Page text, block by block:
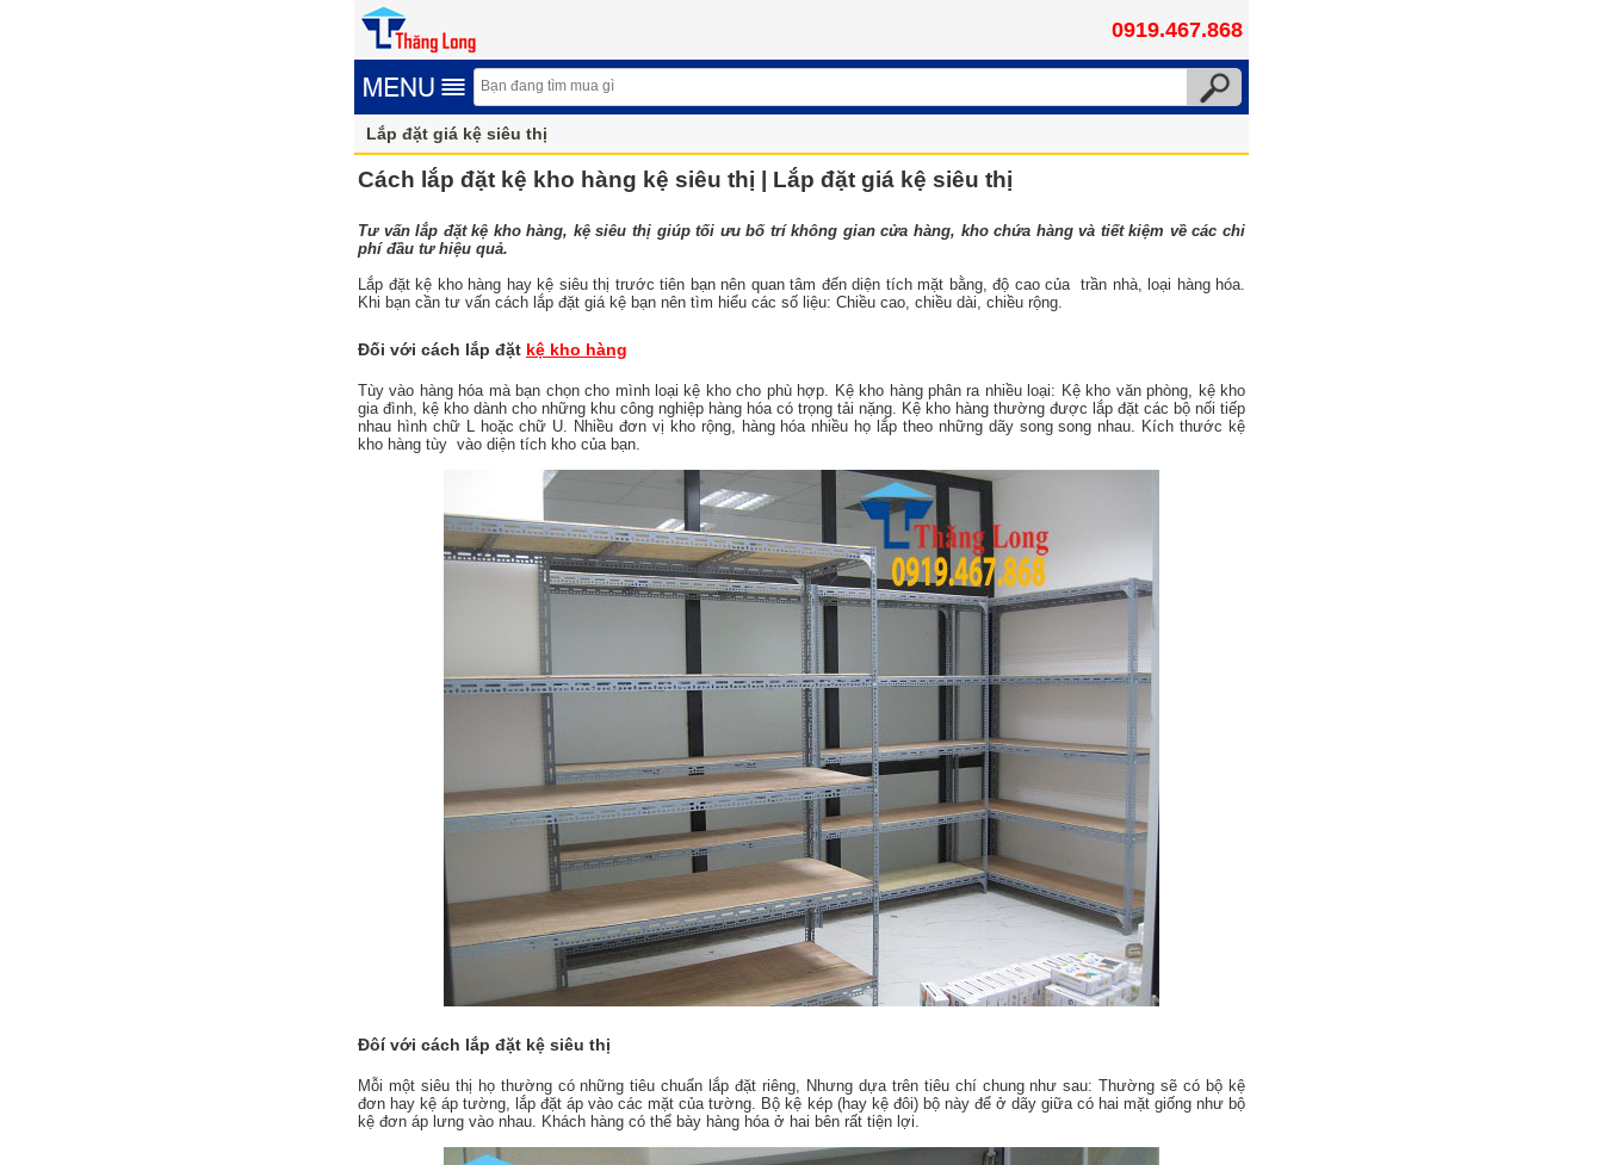
0919.467.868
Lắp đặt giá kệ siêu thị
Cách lắp đặt kệ kho hàng kệ siêu thị | Lắp đặt giá kệ siêu thị
Tư vấn lắp đặt kệ kho hàng, kệ siêu thị giúp tối ưu bố trí không gian cửa hàng, kho chứa hàng và tiết kiệm về các chi
phí đầu tư hiệu quả.
Lắp đặt kệ kho hàng hay kệ siêu thị trước tiên bạn nên quan tâm đến diện tích mặt bằng, độ cao của trần nhà, loại hàng hóa.
Khi bạn cần tư vấn cách lắp đặt giá kệ bạn nên tìm hiểu các số liệu: Chiều cao, chiều dài, chiều rộng.
Đối với cách lắp đặt kệ kho hàng
Tùy vào hàng hóa mà bạn chọn cho mình loại kệ kho cho phù hợp. Kệ kho hàng phân ra nhiều loại: Kệ kho văn phòng, kệ kho
gia đình, kệ kho dành cho những khu công nghiệp hàng hóa có trọng tải nặng. Kệ kho hàng thường được lắp đặt các bộ nối tiếp
nhau hình chữ L hoặc chữ U. Nhiều đơn vị kho rộng, hàng hóa nhiều họ lắp theo những dãy song song nhau. Kích thước kệ
kho hàng tùy vào diện tích kho của bạn.
Đôí với cách lắp đặt kệ siêu thị
Mỗi một siêu thị họ thường có những tiêu chuẩn lắp đặt riêng, Nhưng dựa trên tiêu chí chung như sau: Thường sẽ có bộ kệ
đơn hay kệ áp tường, lắp đặt áp vào các mặt của tường. Bộ kệ kép (hay kệ đôi) bộ này để ở dãy giữa có hai mặt giống như bộ
kệ đơn áp lưng vào nhau. Khách hàng có thể bày hàng hóa ở hai bên rất tiện lợi.